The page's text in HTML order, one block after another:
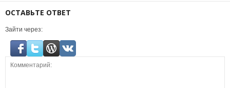
ОСТАВЬТЕ ОТВЕТ
Зайти через: